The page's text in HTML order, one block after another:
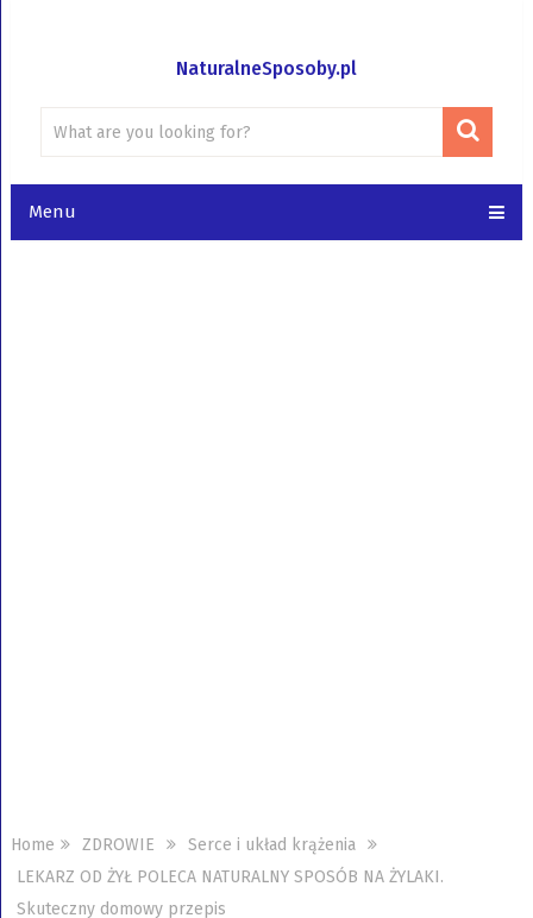
NaturalneSposoby.pl
Menu
Home ZDROWIE
Serce i układ krążenia
LEKARZ OD ŻYŁ POLECA NATURALNY SPOSÓB NA ŻYLAKI.
Skuteczny domowy przepis